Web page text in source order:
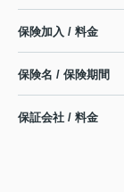
保険加入 / 料金
保険名 / 保険期間
保証会社 / 料金